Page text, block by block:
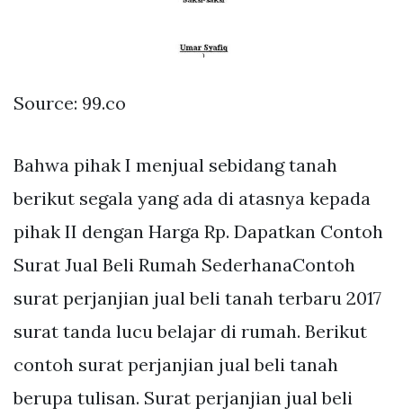
Source: 99.co
Bahwa pihak I menjual sebidang tanah
berikut segala yang ada di atasnya kepada
pihak II dengan Harga Rp. Dapatkan Contoh
Surat Jual Beli Rumah SederhanaContoh
surat perjanjian jual beli tanah terbaru 2017
surat tanda lucu belajar di rumah. Berikut
contoh surat perjanjian jual beli tanah
berupa tulisan. Surat perjanjian jual beli